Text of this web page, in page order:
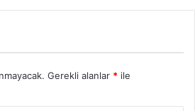
Gerekli alanlar * ile